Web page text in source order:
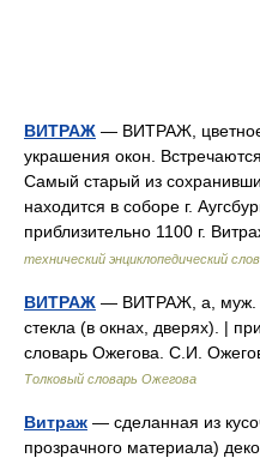
ВИТРАЖ — ВИТРАЖ,
украшения окон.
Самый старый из
находится в соборе г.
приблизительно 1100 г.
технический энциклопедический
ВИТРАЖ — ВИТРАЖ, а, муж.
стекла (в окнах, дверях). |
словарь Ожегова. С.И.
Толковый словарь Ожегова
Витраж — сделанная из
прозрачного материала)